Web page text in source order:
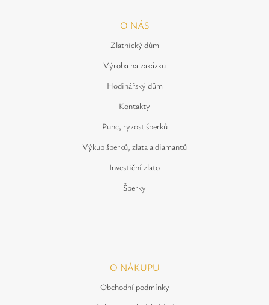
O NÁS
Zlatnický dům
Výroba na zakázku
Hodinářský dům
Kontakty
Punc, ryzost šperků
Výkup šperků, zlata a diamantů
Investiční zlato
Šperky
O NÁKUPU
Obchodní podmínky